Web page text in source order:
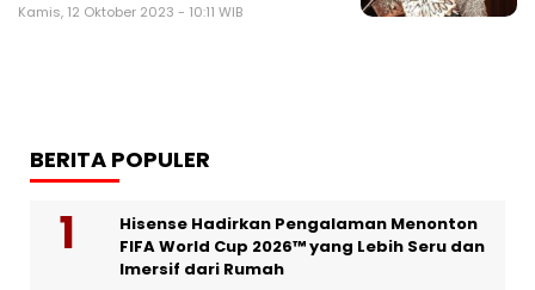
Kamis, 12 Oktober 2023 - 10:11 WIB
BERITA POPULER
Hisense Hadirkan Pengalaman Menonton
FIFA World Cup 2026™ yang Lebih Seru dan
Imersif dari Rumah